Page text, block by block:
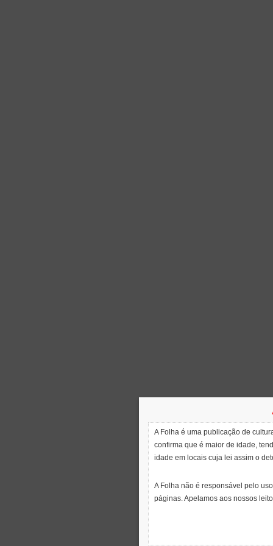
A Folha é uma publicação de
confirma que é maior de idade,
idade em locais cuja lei assim o
A Folha não é responsável pelo
páginas. Apelamos aos nossos